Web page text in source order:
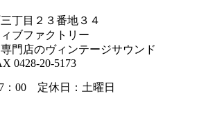
丁目２３番地３４
ブファクトリー
門店のヴィンテージサウンド
0428-20-5173
：00 定休日：土曜日